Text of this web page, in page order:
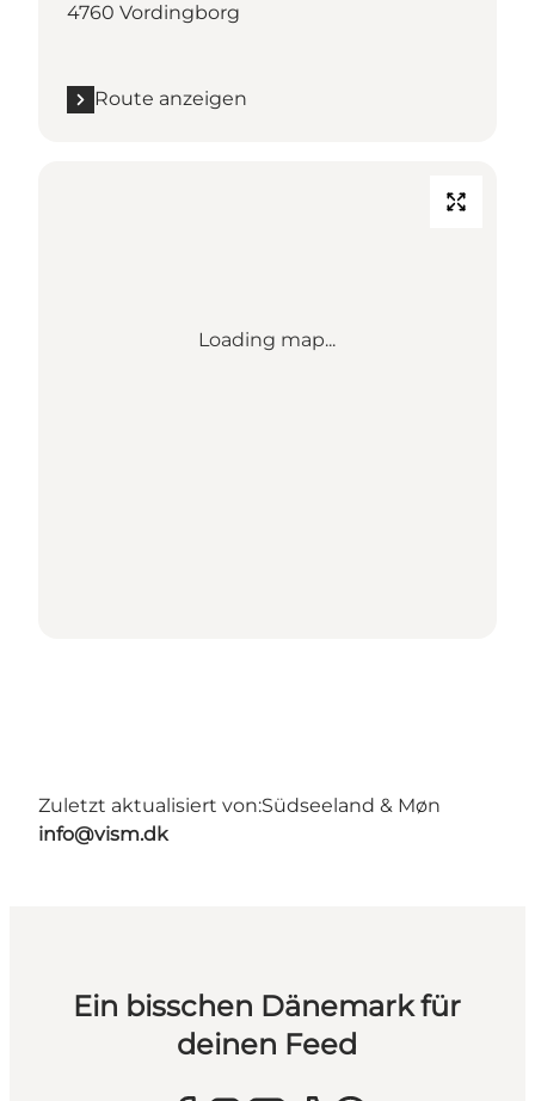
4760 Vordingborg
Route anzeigen
Loading map...
Zuletzt aktualisiert von:Südseeland & Møn
info@vism.dk
Ein bisschen Dänemark für
deinen Feed